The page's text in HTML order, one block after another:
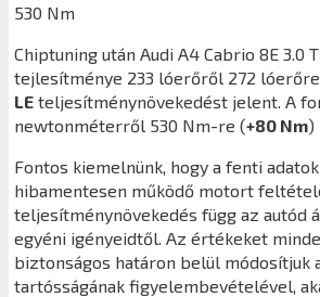
530 Nm
Chiptuning után Audi A4 Cabrio 8E 3.0
tejlesítménye 233 lóerőről 272
LE teljesítménynövekedést jelent. A
newtonméterről 530 Nm-re (+80 Nm)
Fontos kiemelnünk, hogy a fenti
hibamentesen működő motort
teljesítménynövekedés függ az autód
egyéni igényeidtől. Az értékeket
biztonságos határon belül módosítjuk
tartósságának figyelembevételével,